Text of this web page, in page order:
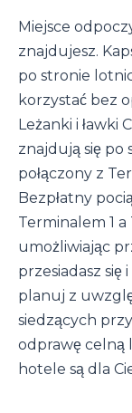
Miejsce
znajdujesz.
po stronie
korzystać bez
Leżanki i ławki
znajdują się po
połączony z
Bezpłatny
Terminalem 1
umożliwiając
przesiadasz
planuj z
siedzących
odprawę celną
hotele są dla